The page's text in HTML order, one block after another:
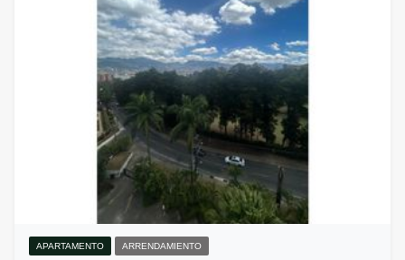
APARTAMENTO ARRENDAMIENTO